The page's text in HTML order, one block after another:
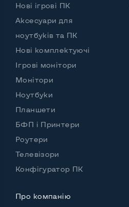
Нові ігрові ПК
Аксесуари для
ноутбуків та ПК
Нові комплектуючі
Ігрові монітори
Монітори
Ноутбуки
Планшети
БФП і Принтери
Роутери
Телевізори
Конфігуратор ПК
Про компанію